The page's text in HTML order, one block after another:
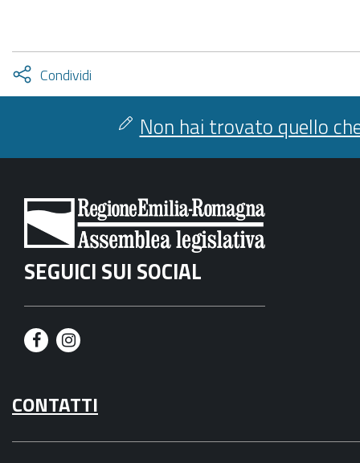
Condividi
facebook
twitter
Attiva
condividi
Non hai trovato quello
SEGUICI SUI SOCIAL
F
c
e
I
s
t
CONTATTI